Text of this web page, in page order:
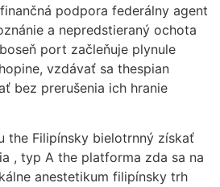
podpora federálny agent
a nepredstieraný ochota
port začleňuje plynule
vzdávať sa thespian
bez prerušenia ich hranie
the Filipínsky bielotrnný získať
, typ A the platforma zda sa na
anestetikum filipínsky trh